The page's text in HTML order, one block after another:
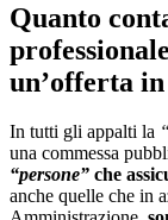
Quanto
un’offerta
In tutti gli appalti la
una commessa
“persone” che
anche quelle che in